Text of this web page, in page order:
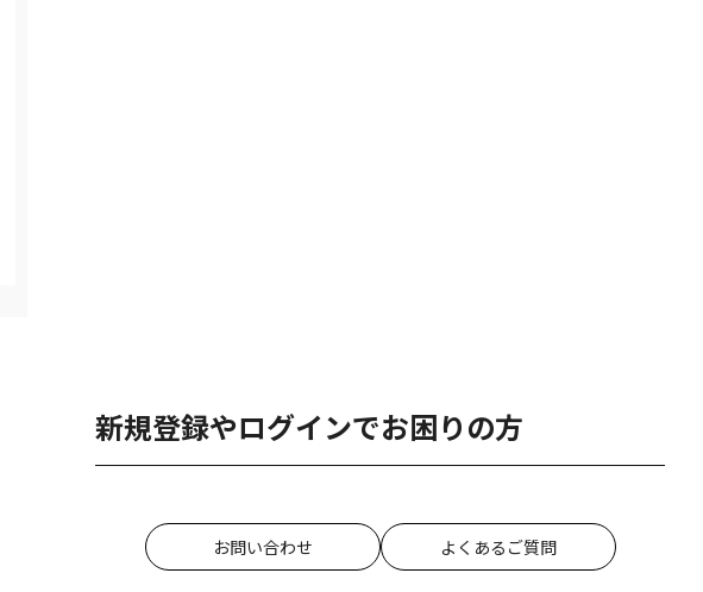
新規登録やログインでお困りの方
お問い合わせ よくあるご質問